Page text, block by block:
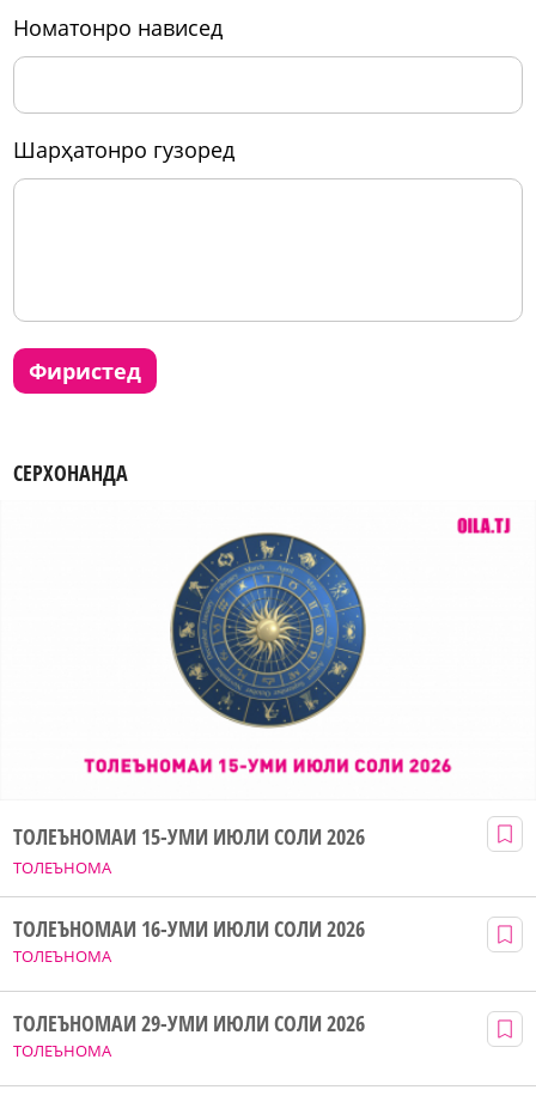
номатонро нависед
шарҳатонро гузоред
фиристед
СЕРХОНАНДА
ТОЛЕЪНОМА
ТОЛЕЪНОМАИ 15-УМИ ИЮЛИ СОЛИ 2026
ТОЛЕЪНОМА
ТОЛЕЪНОМАИ 16-УМИ ИЮЛИ СОЛИ 2026
ТОЛЕЪНОМА
ТОЛЕЪНОМАИ 29-УМИ ИЮЛИ СОЛИ 2026